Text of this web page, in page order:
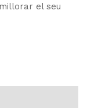
el seu